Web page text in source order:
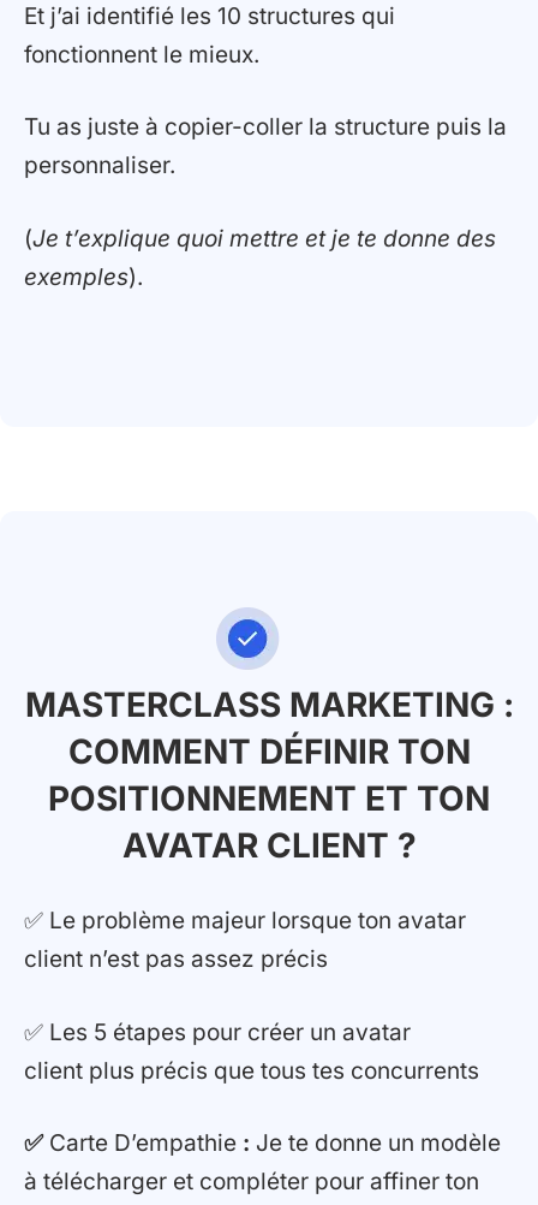
Et j’ai identifié les 10 structures qui
fonctionnent le mieux.
Tu as juste à copier-coller la structure puis la
personnaliser.
(Je t’explique quoi mettre et je te donne des
exemples).
MASTERCLASS MARKETING :
COMMENT DÉFINIR TON
POSITIONNEMENT ET TON
AVATAR CLIENT ?
✅ Le problème majeur lorsque ton avatar
client n’est pas assez précis
✅ Les 5 étapes pour créer un avatar
client plus précis que tous tes concurrents
✅ Carte D’empathie : Je te donne un modèle
à télécharger et compléter pour affiner ton